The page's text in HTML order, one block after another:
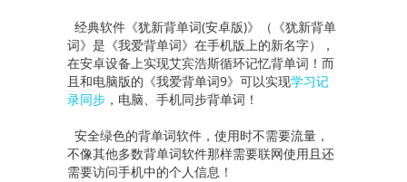
经典软件《犹新背单词(安卓版)》（《犹新背单
词》是《我爱背单词》在手机版上的新名字），
在安卓设备上实现艾宾浩斯循环记忆背单词！而
且和电脑版的《我爱背单词9》可以实现学习记
录同步 ，电脑、手机同步背单词！
安全绿色的背单词软件，使用时不需要流量，
不像其他多数背单词软件那样需要联网使用且还
需要访问手机中的个人信息！